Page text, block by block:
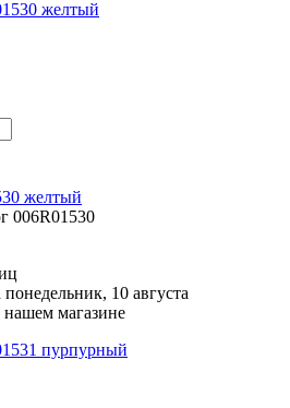
желтый
006R01530
10 августа
магазине